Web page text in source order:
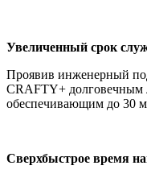
Увеличенный срок
Проявив инженерный
CRAFTY+ долговечным
обеспечивающим до 30
Сверхбыстрое время